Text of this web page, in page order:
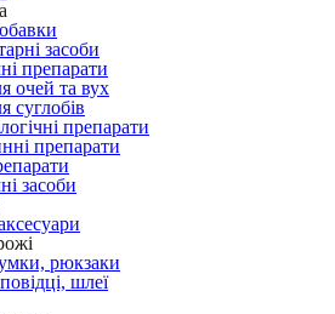
засоби
препарати
очей та вух
суглобів
препарати
препарати
засоби
рюкзаки
шлеї